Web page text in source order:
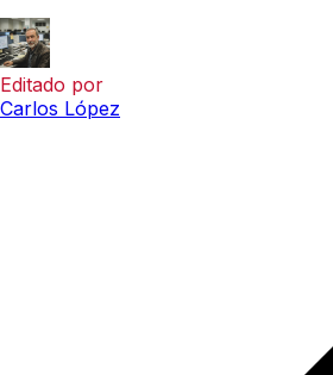
Editado por
Carlos López